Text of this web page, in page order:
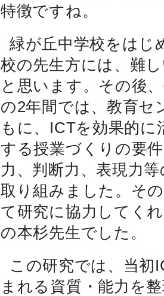
特徴ですね。
緑が丘中学校をはじ
校の先生方には、難
と思います。その後
の2年間では、教育セ
もに、ICTを効果的
する授業づくりの要
力、判断力、表現力
取り組みました。そ
て研究に協力してく
の本杉先生でした。
この研究では、当初
まれる資質・能力を